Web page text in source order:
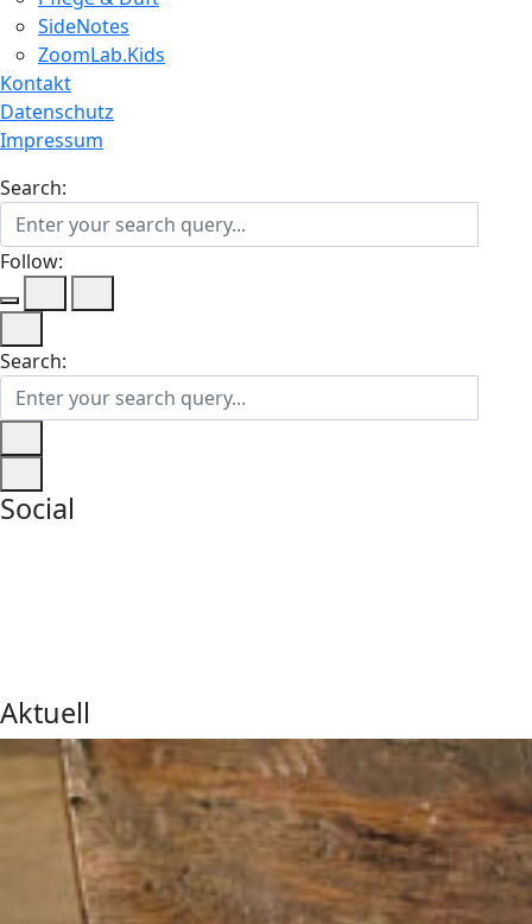
SideNotes
ZoomLab.Kids
Kontakt
Datenschutz
Impressum
Search:
Follow:
Search:
Social
Aktuell